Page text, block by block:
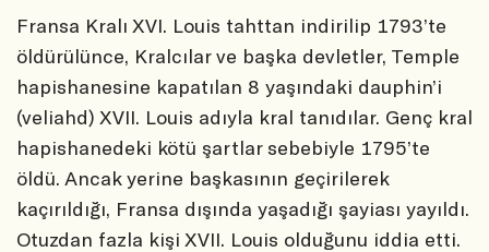
Fransa Kralı XVI. Louis tahttan indirilip 1793’te
öldürülünce, Kralcılar ve başka devletler, Temple
hapishanesine kapatılan 8 yaşındaki dauphin’i
(veliahd) XVII. Louis adıyla kral tanıdılar. Genç kral
hapishanedeki kötü şartlar sebebiyle 1795’te
öldü. Ancak yerine başkasının geçirilerek
kaçırıldığı, Fransa dışında yaşadığı şayiası yayıldı.
Otuzdan fazla kişi XVII. Louis olduğunu iddia etti.